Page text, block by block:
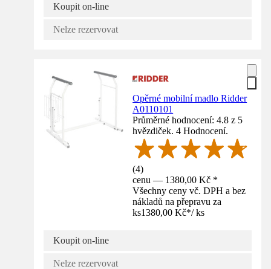
Koupit on-line
Nelze rezervovat
Opěrné mobilní madlo Ridder
A0110101
Průměrné hodnocení: 4.8 z 5
hvězdiček. 4 Hodnocení.
(4)
cenu — 1380,00 Kč *
Všechny ceny vč. DPH a bez
nákladů na přepravu za
ks1380,00 Kč*/ ks
Koupit on-line
Nelze rezervovat